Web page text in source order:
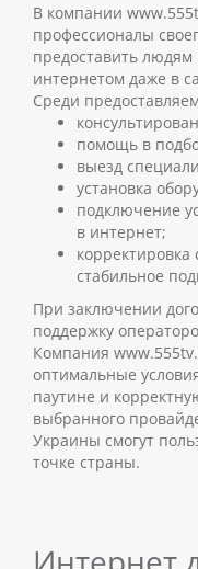
В компании
профессионалы
предоставить людям
интернетом даже в
Среди
помощь в
выезд
установка
подключение
в интернет;
корректировка
стабильное
При заключении
поддержку
Компания
оптимальные
паутине и
выбранного
Украины смогут
точке страны.